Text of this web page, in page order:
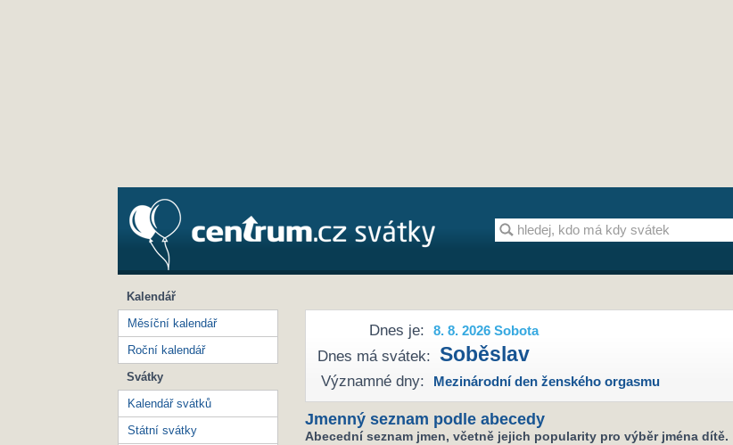
Dnes je: 8. 8. 2026 Sobota
Dnes má svátek: Soběslav
Významné dny: Mezinárodní den ženského orgasmu
Jmenný seznam podle abecedy
Abecední seznam jmen, včetně jejich popularity pro výběr jména dítě.
Kalendář
Měsíční kalendář
Roční kalendář
Svátky
Kalendář svátků
Státní svátky